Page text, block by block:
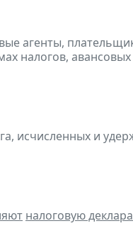
агенты,
налогов,
исчисленных и
налоговую